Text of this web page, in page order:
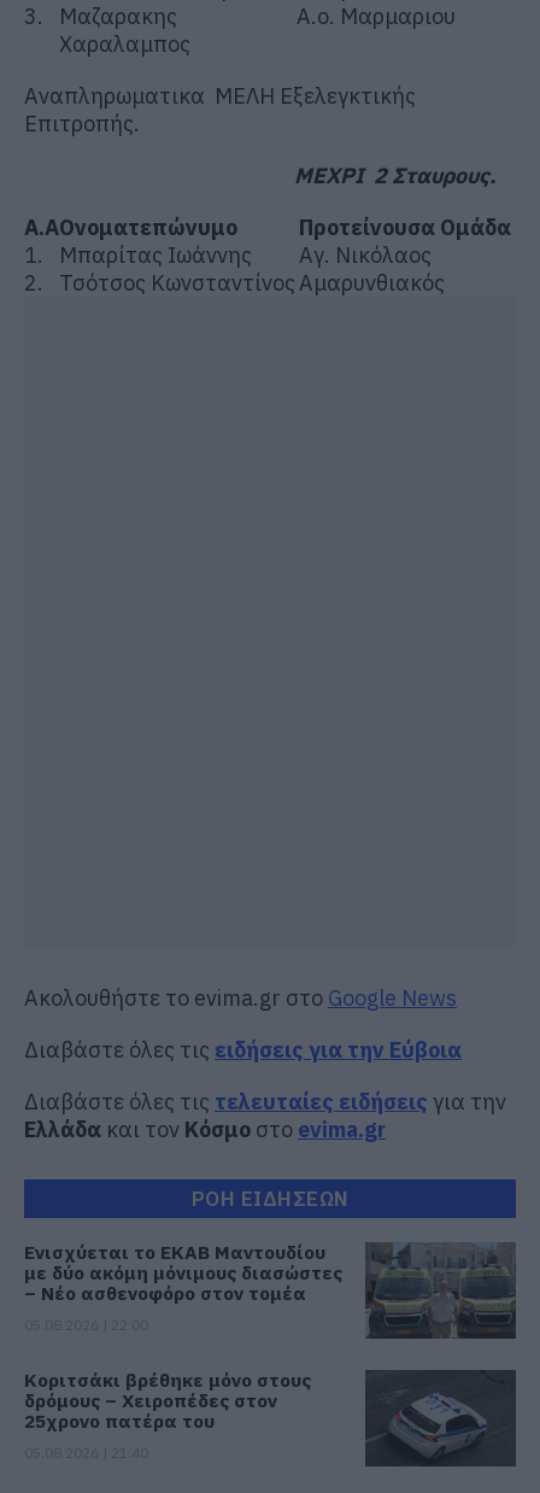
3.
Μαζαρακης
Χαραλαμπος
Α.ο. Μαρμαριου
Αναπληρωματικα ΜΕΛΗ Εξελεγκτικής
Επιτροπής.
ΜΕΧΡΙ 2 Σταυρους.
Α.ΑΟνοματεπώνυμο
Προτείνουσα Ομάδα
1.
Μπαρίτας Ιωάννης
Αγ. Νικόλαος
2.
Τσότσος ΚωνσταντίνοςΑμαρυνθιακός
Ακολουθήστε το evima.gr στο Google News
Διαβάστε όλες τις ειδήσεις για την Εύβοια
Διαβάστε όλες τις τελευταίες ειδήσεις για την
Ελλάδα και τον Κόσμο στο evima.gr
ΡΟΗ ΕΙΔΗΣΕΩΝ
Ενισχύεται το ΕΚΑΒ Μαντουδίου
με δύο ακόμη μόνιμους διασώστες
– Νέο ασθενοφόρο στον τομέα
Κοριτσάκι βρέθηκε μόνο στους
δρόμους – Χειροπέδες στον
25χρονο πατέρα του